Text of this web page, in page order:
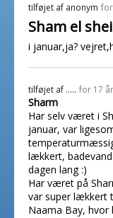
tilføjet af anonym
Sham el
i januar,ja?
tilføjet af ..... for 17
Sharm
Har selv været i
januar, var
lækkert,
dagen lang :)
Har været på
var super lækkert
Naama Bay, hvor